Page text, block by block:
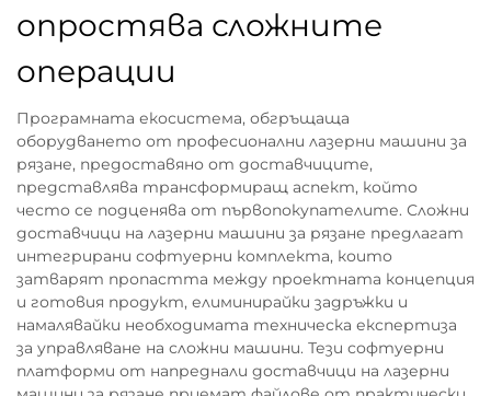
опростява сложните
операции
Програмната екосистема, обгръщаща
оборудването от професионални лазерни машини за
рязане, предоставяно от доставчиците,
представлява трансформиращ аспект, който
често се подценява от първопокупателите. Сложни
доставчици на лазерни машини за рязане предлагат
интегрирани софтуерни комплекта, които
затварят пропастта между проектната концепция
и готовия продукт, елиминирайки задръжки и
намалявайки необходимата техническа експертиза
за управляване на сложни машини. Тези софтуерни
платформи от напреднали доставчици на лазерни